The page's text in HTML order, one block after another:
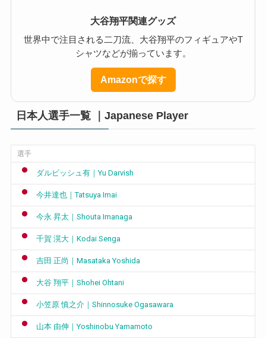
大谷翔平関連グッズ
世界中で注目される二刀流、大谷翔平のフィギュアやT
シャツなどが揃っています。
Amazonで探す
日本人選手一覧 ｜Japanese Player
選手
ダルビッシュ有｜Yu Darvish
今井達也｜Tatsuya Imai
今永 昇太｜Shouta Imanaga
千賀 滉大｜Kodai Senga
吉田 正尚｜Masataka Yoshida
大谷 翔平｜Shohei Ohtani
小笠原 慎之介｜Shinnosuke Ogasawara
山本 由伸｜Yoshinobu Yamamoto